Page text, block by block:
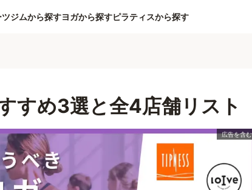
ツジムから探すヨガから探すピラティスから探す
すめ3選と全4店舗リスト